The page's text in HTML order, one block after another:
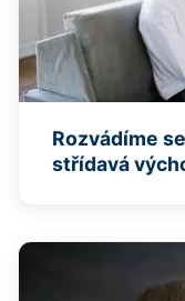
Rozvádíme
střídavá